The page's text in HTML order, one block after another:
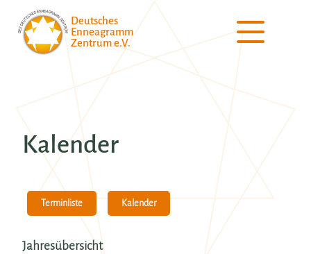
Deutsches
Enneagramm
Zentrum e.V.
Kalender
Terminliste Kalender
Jahresübersicht